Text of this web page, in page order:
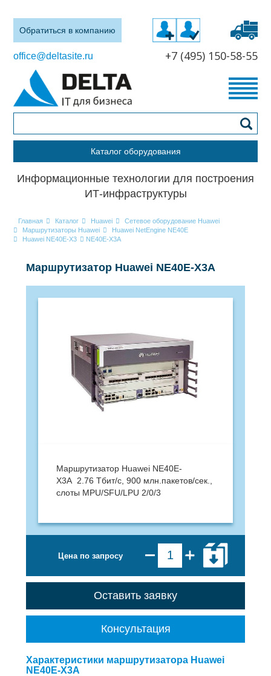
Обратиться в компанию
office@deltasite.ru +7 (495) 150-58-55
Каталог оборудования
Информационные технологии для построения
ИТ-инфраструктуры
Главная Каталог Huawei
Сетевое оборудование Huawei
Маршрутизаторы Huawei
Huawei NetEngine NE40E
Huawei NE40E-X3
NE40E-X3A
Маршрутизатор Huawei NE40E-X3A
Маршрутизатор Huawei NE40E-
X3A 2.76 Тбит/с, 900 млн.пакетов/сек.,
слоты MPU/SFU/LPU 2/0/3
Цена по запросу
Оставить заявку
Консультация
Характеристики маршрутизатора Huawei
NE40E-X3A